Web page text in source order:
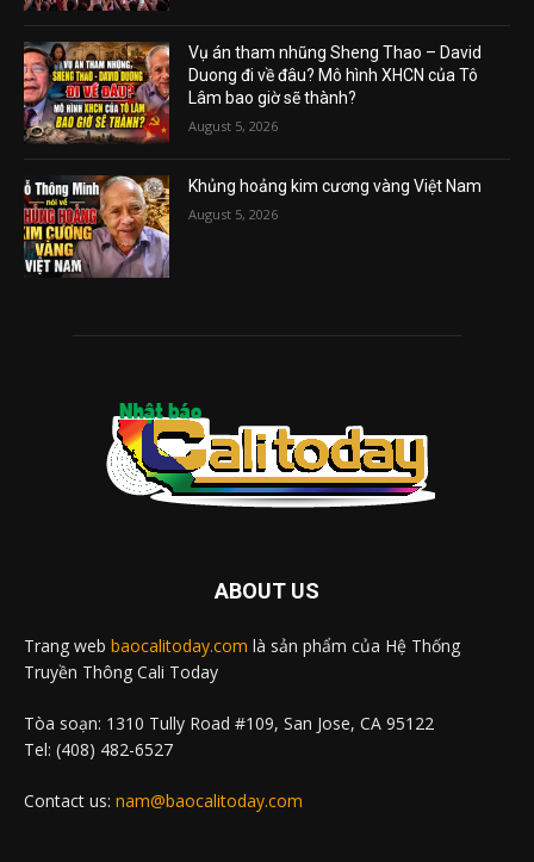
Vụ án tham nhũng Sheng Thao – David
Duong đi về đâu? Mô hình XHCN của Tô
Lâm bao giờ sẽ thành?
August 5, 2026
Khủng hoảng kim cương vàng Việt Nam
August 5, 2026
ABOUT US
Trang web baocalitoday.com là sản phẩm của Hệ Thống
Truyền Thông Cali Today
Tòa soạn: 1310 Tully Road #109, San Jose, CA 95122
Tel: (408) 482-6527
Contact us: nam@baocalitoday.com